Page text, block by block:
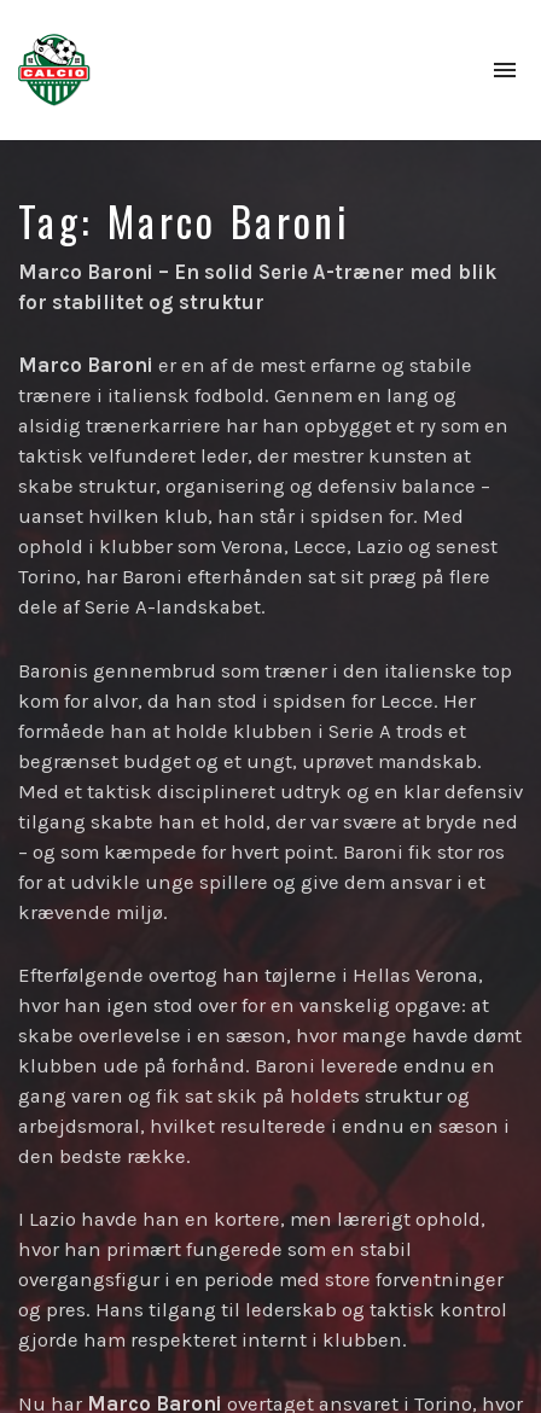
Tag: Marco Baroni
Marco Baroni – En solid Serie A-træner med blik
for stabilitet og struktur
Marco Baroni er en af de mest erfarne og stabile
trænere i italiensk fodbold. Gennem en lang og
alsidig trænerkarriere har han opbygget et ry som en
taktisk velfunderet leder, der mestrer kunsten at
skabe struktur, organisering og defensiv balance –
uanset hvilken klub, han står i spidsen for. Med
ophold i klubber som Verona, Lecce, Lazio og senest
Torino, har Baroni efterhånden sat sit præg på flere
dele af Serie A-landskabet.
Baronis gennembrud som træner i den italienske top
kom for alvor, da han stod i spidsen for Lecce. Her
formåede han at holde klubben i Serie A trods et
begrænset budget og et ungt, uprøvet mandskab.
Med et taktisk disciplineret udtryk og en klar defensiv
tilgang skabte han et hold, der var svære at bryde ned
– og som kæmpede for hvert point. Baroni fik stor ros
for at udvikle unge spillere og give dem ansvar i et
krævende miljø.
Efterfølgende overtog han tøjlerne i Hellas Verona,
hvor han igen stod over for en vanskelig opgave: at
skabe overlevelse i en sæson, hvor mange havde dømt
klubben ude på forhånd. Baroni leverede endnu en
gang varen og fik sat skik på holdets struktur og
arbejdsmoral, hvilket resulterede i endnu en sæson i
den bedste række.
I Lazio havde han en kortere, men lærerigt ophold,
hvor han primært fungerede som en stabil
overgangsfigur i en periode med store forventninger
og pres. Hans tilgang til lederskab og taktisk kontrol
gjorde ham respekteret internt i klubben.
Nu harMarco Baroni overtaget ansvaret i Torino, hvor